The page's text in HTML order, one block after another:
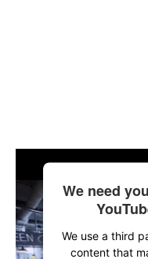
We need
We use a third
content that